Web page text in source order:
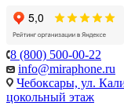
8 (800) 500-00-22
info@miraphone.ru
Чебоксары, ул.
цокольный этаж